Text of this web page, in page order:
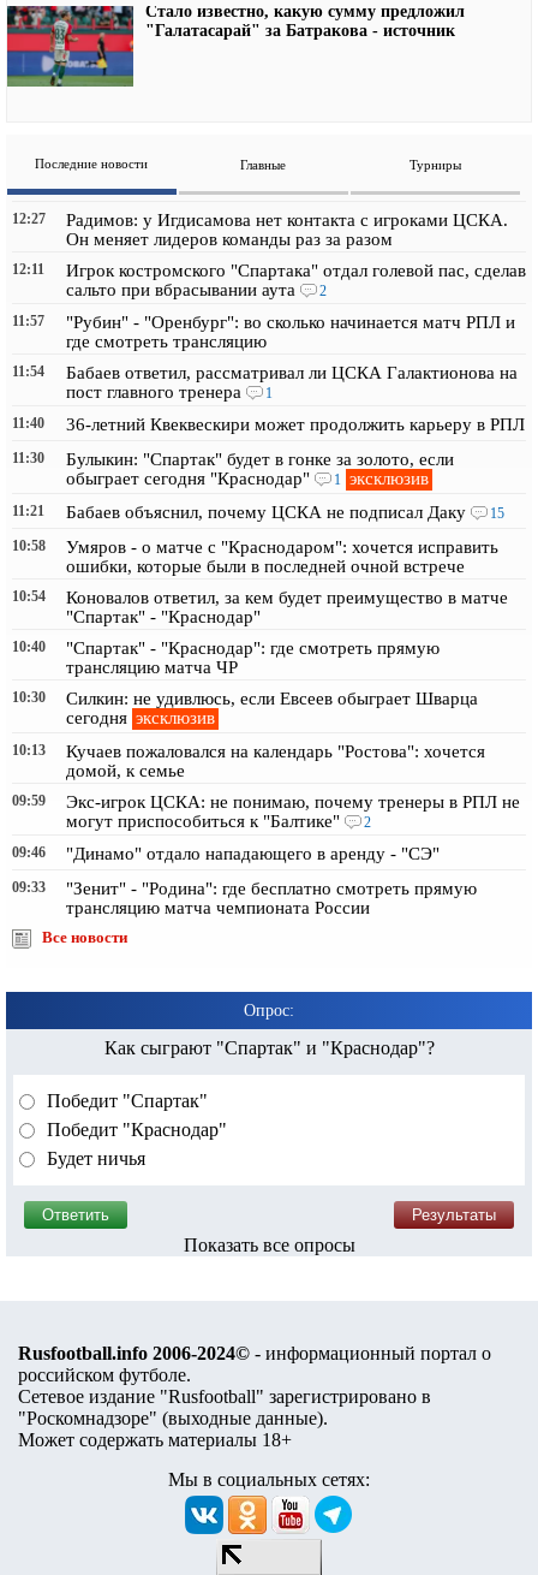
Стало известно, какую сумму предложил
"Галатасарай" за Батракова - источник
Последние новости Главные Турниры
12:27
Радимов: у Игдисамова нет контакта с игроками ЦСКА.
Он меняет лидеров команды раз за разом
12:11
Игрок костромского "Спартака" отдал голевой пас, сделав
сальто при вбрасывании аута
2
11:57
"Рубин" - "Оренбург": во сколько начинается матч РПЛ и
где смотреть трансляцию
11:54
Бабаев ответил, рассматривал ли ЦСКА Галактионова на
пост главного тренера
1
11:40
36-летний Квеквескири может продолжить карьеру в РПЛ
11:30
Булыкин: "Спартак" будет в гонке за золото, если
обыграет сегодня "Краснодар"
1 эксклюзив
11:21 Бабаев объяснил, почему ЦСКА не подписал Даку
15
10:58
Умяров - о матче с "Краснодаром": хочется исправить
ошибки, которые были в последней очной встрече
10:54
Коновалов ответил, за кем будет преимущество в матче
"Спартак" - "Краснодар"
10:40
"Спартак" - "Краснодар": где смотреть прямую
трансляцию матча ЧР
10:30
Силкин: не удивлюсь, если Евсеев обыграет Шварца
сегодня эксклюзив
10:13
Кучаев пожаловался на календарь "Ростова": хочется
домой, к семье
09:59
Экс-игрок ЦСКА: не понимаю, почему тренеры в РПЛ не
могут приспособиться к "Балтике"
2
09:46
"Динамо" отдало нападающего в аренду - "СЭ"
09:33
"Зенит" - "Родина": где бесплатно смотреть прямую
трансляцию матча чемпионата России
Все новости
Опрос:
Как сыграют "Спартак" и "Краснодар"?
Победит "Спартак"
Победит "Краснодар"
Будет ничья
Показать все опросы
Rusfootball.info 2006-2024© - информационный портал о
российском футболе.
Сетевое издание "Rusfootball" зарегистрировано в
"Роскомнадзоре" (выходные данные).
Может содержать материалы 18+
Мы в социальных сетях: